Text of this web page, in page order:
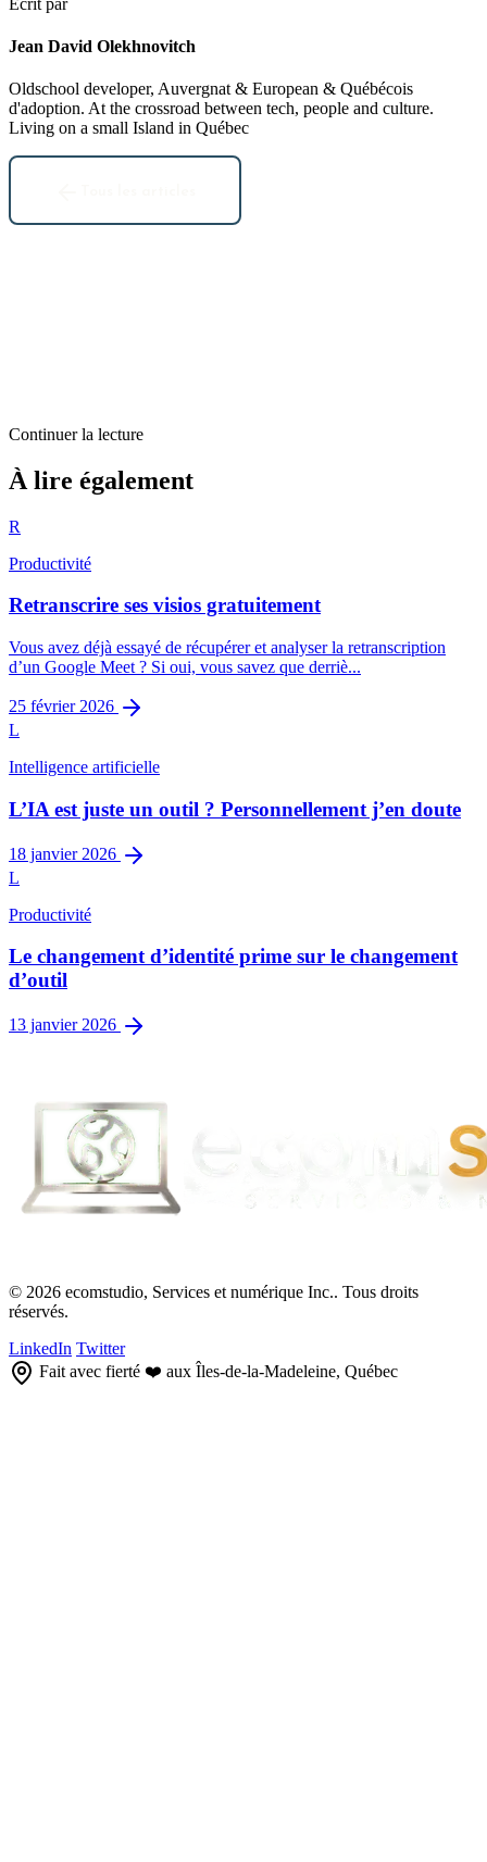
Jean David Olekhnovitch
Oldschool developer, Auvergnat & European & Québécois
d'adoption. At the crossroad between tech, people and culture.
Living on a small Island in Québec
Continuer la lecture
À lire également
R
Productivité
Retranscrire ses visios gratuitement
Vous avez déjà essayé de récupérer et analyser la retranscription
d’un Google Meet ? Si oui, vous savez que derriè...
25 février 2026
L
Intelligence artificielle
L’IA est juste un outil ? Personnellement j’en doute
18 janvier 2026
L
Productivité
Le changement d’identité prime sur le changement
d’outil
13 janvier 2026
© 2026 ecomstudio, Services et numérique Inc.. Tous droits
réservés.
LinkedIn Twitter
Fait avec fierté ❤️ aux Îles-de-la-Madeleine, Québec